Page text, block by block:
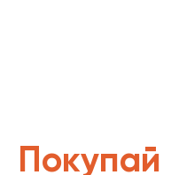
Покупай